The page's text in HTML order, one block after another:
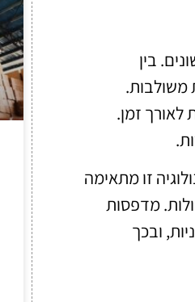
בין
משולבות.
לאורך זמן.
זו מתאימה
מדפסות
ובכך